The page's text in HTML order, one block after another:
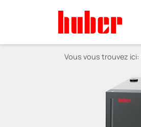
Vous vous trouvez ici: